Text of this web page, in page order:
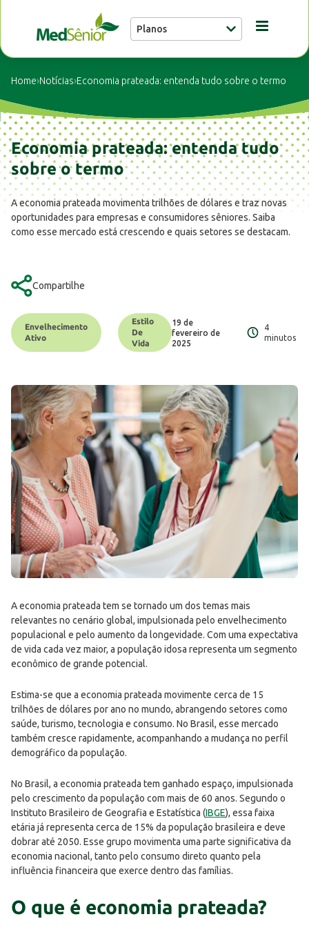
Planos
Unidades
Notícias
Home›Notícias›Economia prateada: entenda tudo sobre o termo
Economia prateada: entenda tudo
sobre o termo
A economia prateada movimenta trilhões de dólares e traz novas
oportunidades para empresas e consumidores sêniores. Saiba
como esse mercado está crescendo e quais setores se destacam.
Compartilhe
19 de
fevereiro de
2025
4
minutos
Envelhecimento
Ativo
Estilo
De
Vida
A economia prateada tem se tornado um dos temas mais
relevantes no cenário global, impulsionada pelo envelhecimento
populacional e pelo aumento da longevidade. Com uma expectativa
de vida cada vez maior, a população idosa representa um segmento
econômico de grande potencial.
Estima-se que a economia prateada movimente cerca de 15
trilhões de dólares por ano no mundo, abrangendo setores como
saúde, turismo, tecnologia e consumo. No Brasil, esse mercado
também cresce rapidamente, acompanhando a mudança no perfil
demográfico da população.
No Brasil, a economia prateada tem ganhado espaço, impulsionada
pelo crescimento da população com mais de 60 anos. Segundo o
Instituto Brasileiro de Geografia e Estatística (IBGE), essa faixa
etária já representa cerca de 15% da população brasileira e deve
dobrar até 2050. Esse grupo movimenta uma parte significativa da
economia nacional, tanto pelo consumo direto quanto pela
influência financeira que exerce dentro das famílias.
O que é economia prateada?